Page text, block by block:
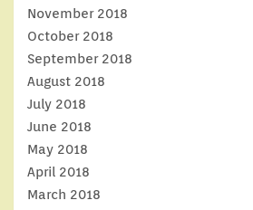
November 2018
October 2018
September 2018
August 2018
July 2018
June 2018
May 2018
April 2018
March 2018